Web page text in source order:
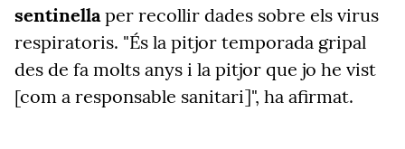
sentinellaper recollir dades sobre els virus
respiratoris. "És la pitjor temporada gripal
des de fa molts anys i la pitjor que jo he vist
[com a responsable sanitari]", ha afirmat.